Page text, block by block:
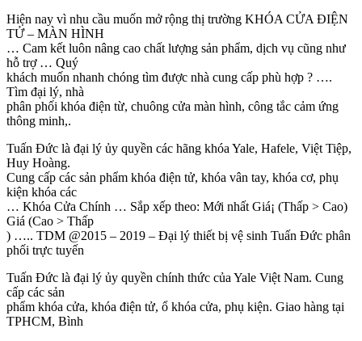
Hiện nay vì nhu cầu muốn mở rộng thị trường KHÓA CỬA ĐIỆN
TỬ – MÀN HÌNH
… Cam kết luôn nâng cao chất lượng sản phẩm, dịch vụ cũng như
hỗ trợ … Quý
khách muốn nhanh chóng tìm được nhà cung cấp phù hợp ? ….
Tìm đại lý, nhà
phân phối khóa điện từ, chuông cửa màn hình, công tắc cảm ứng
thông minh,.
Tuấn Đức là đại lý ủy quyền các hãng khóa Yale, Hafele, Việt Tiệp,
Huy Hoàng.
Cung cấp các sản phẩm khóa điện tử, khóa vân tay, khóa cơ, phụ
kiện khóa các
… Khóa Cửa Chính … Sắp xếp theo: Mới nhất Giá¡ (Thấp > Cao)
Giá (Cao > Thấp
) ….. TDM @2015 – 2019 – Đại lý thiết bị vệ sinh Tuấn Đức phân
phối trực tuyến
Tuấn Đức là đại lý ủy quyền chính thức của Yale Việt Nam. Cung
cấp các sản
phẩm khóa cửa, khóa điện tử, ổ khóa cửa, phụ kiện. Giao hàng tại
TPHCM, Bình